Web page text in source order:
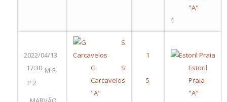
"A"
1
2022/04/13
17:30 M-F
P 2
G S
Carcavelos
"A"
Estoril
Praia
"A"